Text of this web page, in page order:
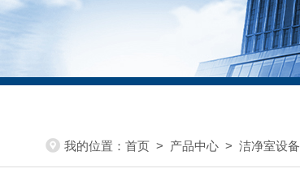
我的位置： 首页 > 产品中心 > 洁净室设备